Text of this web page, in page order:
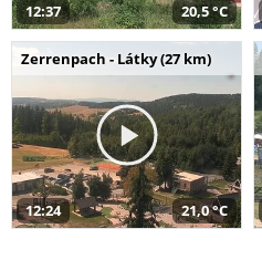
12:37 20,5 °C
Zerrenpach - Látky (27 km)
12:24 21,0 °C